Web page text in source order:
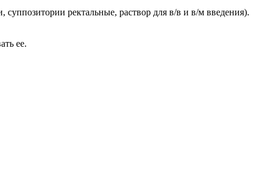
суппозитории ректальные, раствор для в/в и в/м введения).
ее.